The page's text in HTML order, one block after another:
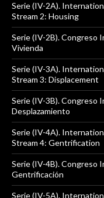
Serie (IV-2A).
Stream 2: Housing
Serie (IV-2B). Congreso
Vivienda
Serie (IV-3A).
Stream 3: Displacement
Serie (IV-3B). Congreso
Desplazamiento
Serie (IV-4A).
Stream 4: Gentrification
Serie (IV-4B). Congreso
Gentrificación
Serie (IV-5A).